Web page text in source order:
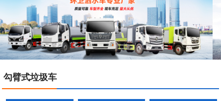
客户案例 联系我们
勾臂式垃圾车